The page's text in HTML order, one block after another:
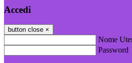
Accedi
button close ×
Nome
Password